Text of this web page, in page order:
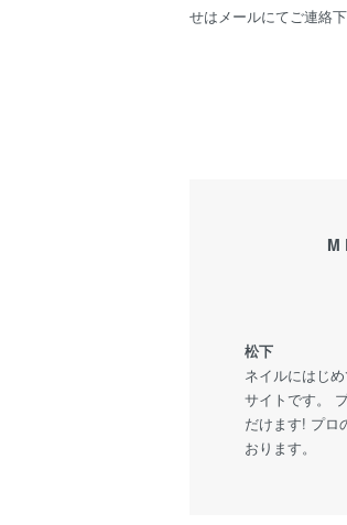
せはメールにてご連絡下
松下
ネイルにはじ
サイトです。
だけます! プロ
おります。